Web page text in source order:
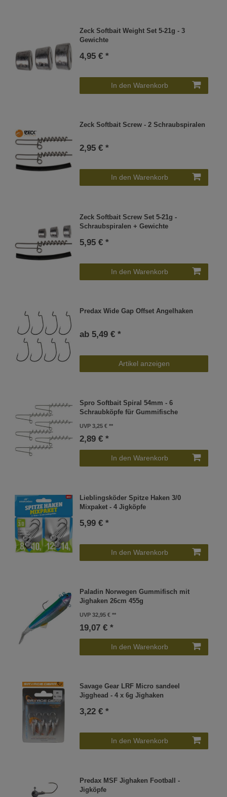
Zeck Softbait Weight Set 5-21g - 3
Gewichte
4,95 € *
In den Warenkorb
Zeck Softbait Screw - 2 Schraubspiralen
2,95 € *
In den Warenkorb
Zeck Softbait Screw Set 5-21g -
Schraubspiralen + Gewichte
5,95 € *
In den Warenkorb
Predax Wide Gap Offset Angelhaken
ab 5,49 € *
Artikel anzeigen
Spro Softbait Spiral 54mm - 6
Schraubköpfe für Gummifische
UVP 3,25 €
2,89 € *
In den Warenkorb
Lieblingsköder Spitze Haken 3/0
Mixpaket - 4 Jigköpfe
5,99 € *
In den Warenkorb
Paladin Norwegen Gummifisch mit
Jighaken 26cm 455g
UVP 32,95 €
19,07 € *
In den Warenkorb
Savage Gear LRF Micro sandeel
Jigghead - 4 x 6g Jighaken
3,22 € *
In den Warenkorb
Predax MSF Jighaken Football -
Jigköpfe